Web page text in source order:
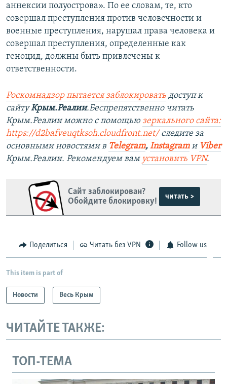
аннексии полуострова». По ее словам, те, кто
совершал преступления против человечности и
военные преступления, нарушал права человека и
совершал преступления, определенные как
геноцид, должны быть привлечены к
ответственности.
Роскомнадзор пытается заблокировать доступ к
сайтуКрым.Реалии.Беспрепятственно читать
Крым.Реалии можно с помощью зеркального сайта:
https://d2bafveuqtksoh.cloudfront.net/следите за
основными новостями в Telegram, Instagramи Viber
Крым.Реалии. Рекомендуем вам установить VPN.
Сайт заблокирован?
Обойдите блокировку!
читать >
Поделиться Читать без VPN Follow us
This item is part of
Новости Весь Крым
ЧИТАЙТЕ ТАКЖЕ:
ТОП-ТЕМА